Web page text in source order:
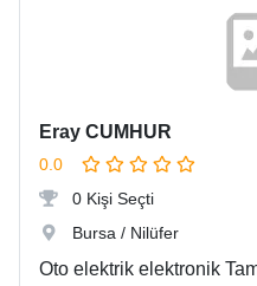
Eray CUMHUR
0.0
0 Kişi Seçti
Bursa / Nilüfer
Oto elektrik elektronik